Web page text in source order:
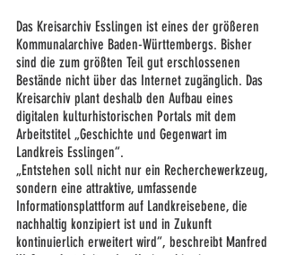
Das Kreisarchiv Esslingen ist eines der größeren
Kommunalarchive Baden-Württembergs. Bisher
sind die zum größten Teil gut erschlossenen
Bestände nicht über das Internet zugänglich. Das
Kreisarchiv plant deshalb den Aufbau eines
digitalen kulturhistorischen Portals mit dem
Arbeitstitel „Geschichte und Gegenwart im
Landkreis Esslingen“.
„Entstehen soll nicht nur ein Recherchewerkzeug,
sondern eine attraktive, umfassende
Informationsplattform auf Landkreisebene, die
nachhaltig konzipiert ist und in Zukunft
kontinuierlich erweitert wird“, beschreibt Manfred